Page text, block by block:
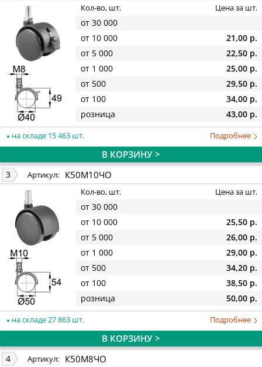
Кол-во, шт. Цена за шт.
от 30 000
от 10 000
21,00 р.
от 5 000
22,50 р.
от 1 000
25,00 р.
от 500
29,50 р.
от 100
34,00 р.
розница
43,00 р.
на складе 15 463 шт. Подробнее
В КОРЗИНУ >
3 Артикул: К50М10ЧО
Кол-во, шт. Цена за шт.
от 30 000
от 10 000
25,50 р.
от 5 000
26,00 р.
от 1 000
29,00 р.
от 500
34,20 р.
от 100
38,50 р.
розница
50,00 р.
на складе 27 863 шт. Подробнее
В КОРЗИНУ >
4 Артикул: К50М8ЧО